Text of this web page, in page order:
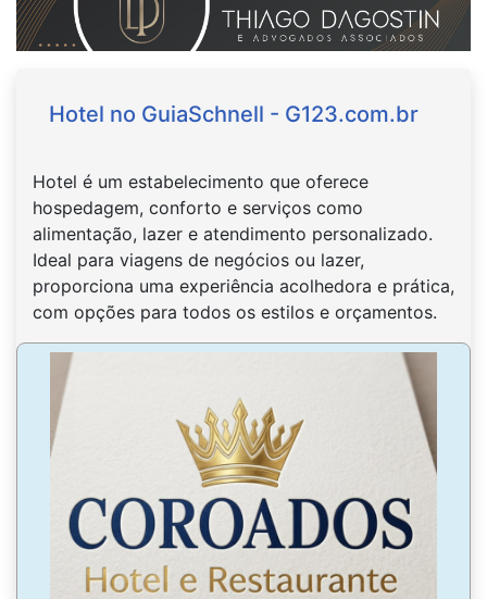
Hotel no GuiaSchnell - G123.com.br
Hotel é um estabelecimento que oferece
hospedagem, conforto e serviços como
alimentação, lazer e atendimento personalizado.
Ideal para viagens de negócios ou lazer,
proporciona uma experiência acolhedora e prática,
com opções para todos os estilos e orçamentos.